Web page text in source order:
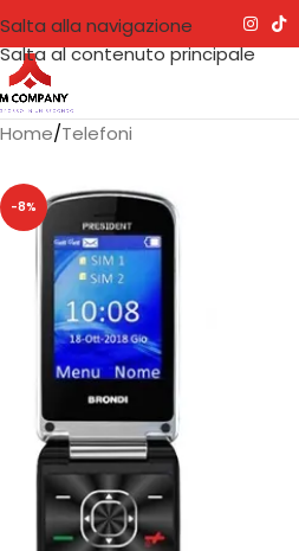
Salta alla navigazione
Salta al contenuto principale
Home/Telefoni
-8%